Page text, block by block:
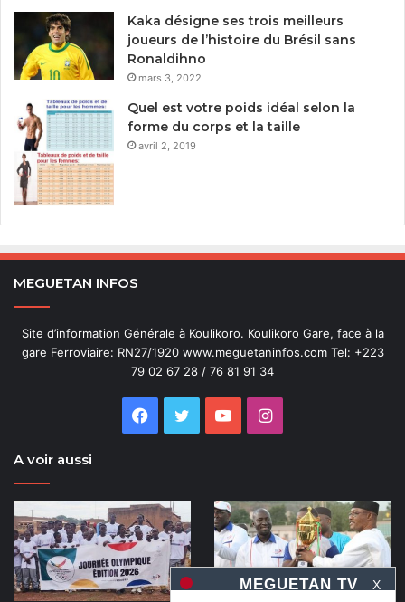
Kaka désigne ses trois meilleurs
joueurs de l’histoire du Brésil sans
Ronaldihno
mars 3, 2022
Quel est votre poids idéal selon la
forme du corps et la taille
avril 2, 2019
MEGUETAN INFOS
Site d’information Générale à Koulikoro. Koulikoro Gare, face à la
gare Ferroviaire: RN27/1920 www.meguetaninfos.com Tel: +223
79 02 67 28 / 76 81 91 34
Facebook
Twitter YouTubeInstagram
A voir aussi
X